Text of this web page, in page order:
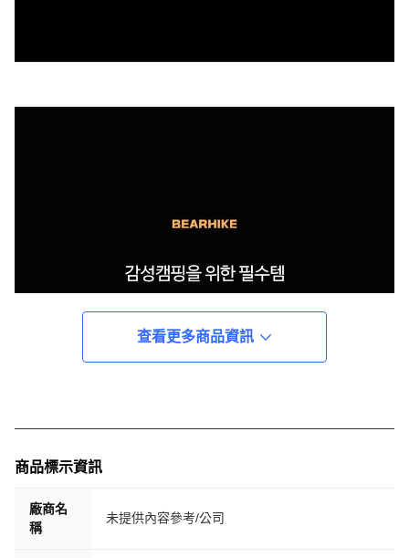
查看更多商品資訊
商品標示資訊
廠商名
稱
未提供內容參考/公司